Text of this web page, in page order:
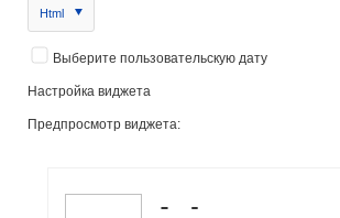
Html
Выберите пользовательскую дату
Настройка виджета
Предпросмотр виджета: